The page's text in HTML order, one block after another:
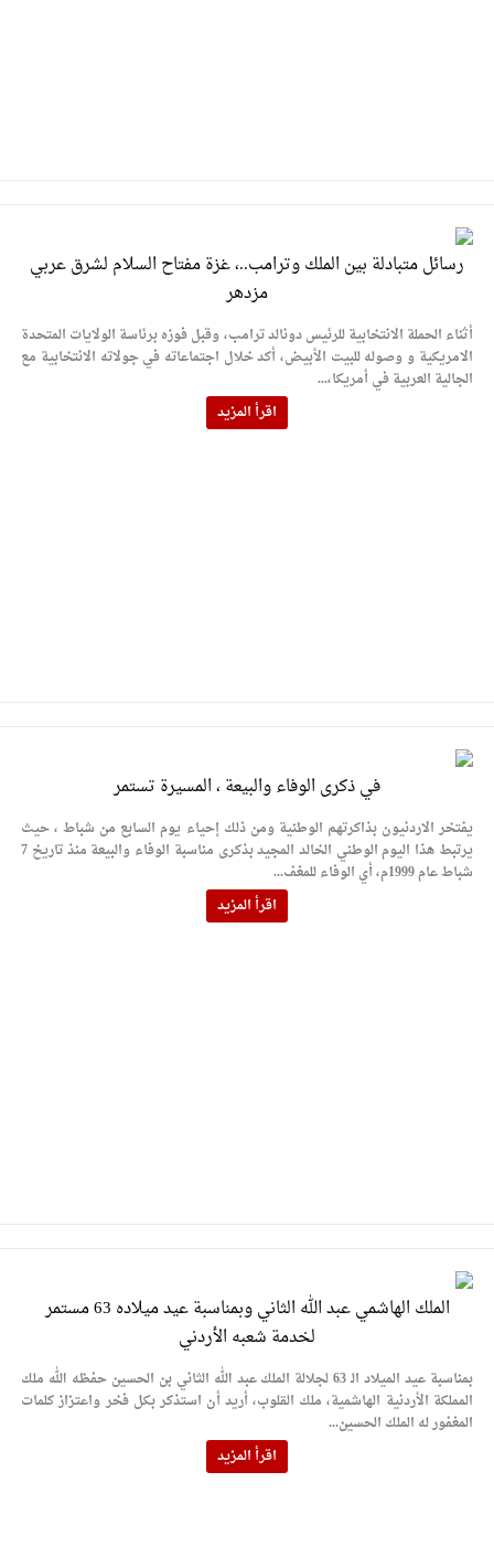
رسائل متبادلة بين الملك وترامب..، غزة مفتاح السلام لشرق عربي
مزدهر
أثناء الحملة الانتخابية للرئيس دونالد ترامب، وقبل فوزه برئاسة الولايات المتحدة
الامريكية و وصوله للبيت الأبيض، أكد خلال اجتماعاته في جولاته الانتخابية مع
الجالية العربية في أمريكا،...
اقرأ المزيد
في ذكرى الوفاء والبيعة ، المسيرة تستمر
يفتخر الاردنيون بذاكرتهم الوطنية ومن ذلك إحياء يوم السابع من شباط ، حيث
يرتبط هذا اليوم الوطني الخالد المجيد بذكرى مناسبة الوفاء والبيعة منذ تاريخ 7
شباط عام 1999م، أي الوفاء للمغف...
اقرأ المزيد
الملك الهاشمي عبد الله الثاني وبمناسبة عيد ميلاده 63 مستمر
لخدمة شعبه الأردني
بمناسبة عيد الميلاد الـ 63 لجلالة الملك عبد الله الثاني بن الحسين حفظه الله ملك
المملكة الأردنية الهاشمية، ملك القلوب، أريد أن استذكر بكل فخر واعتزاز كلمات
المغفور له الملك الحسين...
اقرأ المزيد